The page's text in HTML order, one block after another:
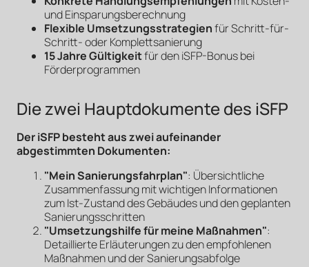
und Einsparungsberechnung
Flexible Umsetzungsstrategienfür Schritt-für-
Schritt- oder Komplettsanierung
15 Jahre Gültigkeitfür den iSFP-Bonus bei
Förderprogrammen
Die zwei Hauptdokumente des iSFP
Der iSFP besteht aus zwei aufeinander
abgestimmten Dokumenten:
"Mein Sanierungsfahrplan": Übersichtliche
Zusammenfassung mit wichtigen Informationen
zum Ist-Zustand des Gebäudes und den geplanten
Sanierungsschritten
"Umsetzungshilfe für meine Maßnahmen":
Detaillierte Erläuterungen zu den empfohlenen
Maßnahmen und der Sanierungsabfolge